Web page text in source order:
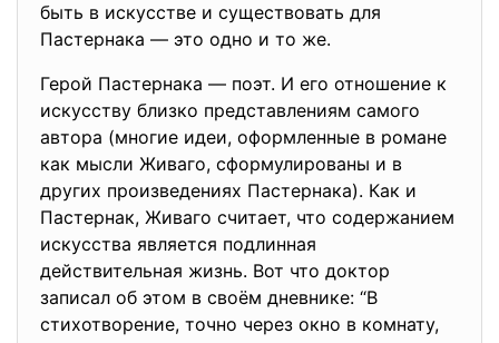
быть в искусстве и существовать для
Пастернака — это одно и то же.
Герой Пастернака — поэт. И его отношение к
искусству близко представлениям самого
автора (многие идеи, оформленные в романе
как мысли Живаго, сформулированы и в
других произведениях Пастернака). Как и
Пастернак, Живаго считает, что содержанием
искусства является подлинная
действительная жизнь. Вот что доктор
записал об этом в своём дневнике: “В
стихотворение, точно через окно в комнату,